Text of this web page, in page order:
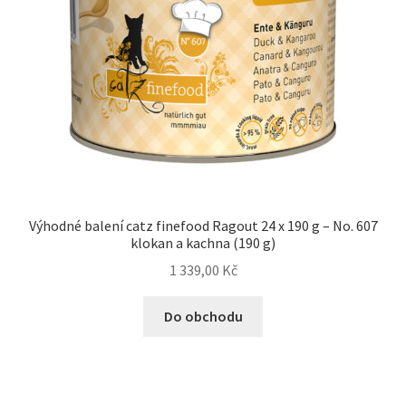
Výhodné balení catz finefood Ragout 24 x 190 g – No. 607
klokan a kachna (190 g)
1 339,00 Kč
Do obchodu